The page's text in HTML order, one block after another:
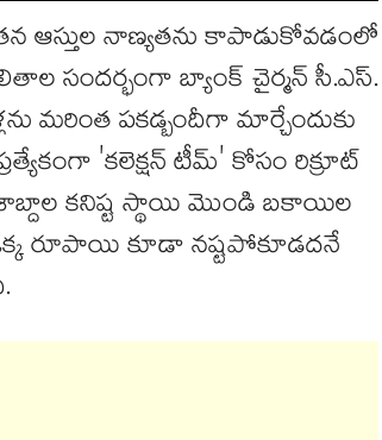
తన ఆస్తుల నాణ్యతను కాపాడుకోవడంలో
సందర్భంగా బ్యాంక్ చైర్మన్ సీ.ఎస్.
మరింత పకడ్బందీగా మార్చేందుకు
'కలెక్షన్ టీమ్' కోసం రిక్రూట్
దశాబ్దాల కనిష్ట స్థాయి మొండి బకాయిల
ఒక్క రూపాయి కూడా నష్టపోకూడదనే